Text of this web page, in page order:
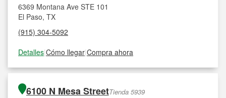
6369 Montana Ave STE 101
El Paso, TX
(915) 304-5092
Detalles|Cómo llegar|Compra ahora
6100 N Mesa StreetTienda 5939